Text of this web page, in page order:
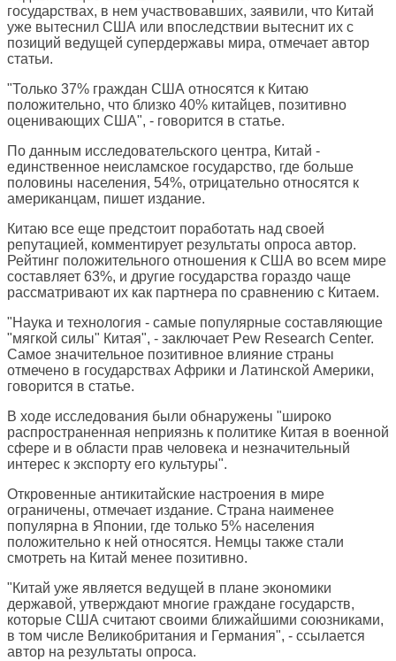
государствах, в нем участвовавших, заявили, что Китай
уже вытеснил США или впоследствии вытеснит их с
позиций ведущей супердержавы мира, отмечает автор
статьи.
"Только 37% граждан США относятся к Китаю
положительно, что близко 40% китайцев, позитивно
оценивающих США", - говорится в статье.
По данным исследовательского центра, Китай -
единственное неисламское государство, где больше
половины населения, 54%, отрицательно относятся к
американцам, пишет издание.
Китаю все еще предстоит поработать над своей
репутацией, комментирует результаты опроса автор.
Рейтинг положительного отношения к США во всем мире
составляет 63%, и другие государства гораздо чаще
рассматривают их как партнера по сравнению с Китаем.
"Наука и технология - самые популярные составляющие
"мягкой силы" Китая", - заключает Pew Research Center.
Самое значительное позитивное влияние страны
отмечено в государствах Африки и Латинской Америки,
говорится в статье.
В ходе исследования были обнаружены "широко
распространенная неприязнь к политике Китая в военной
сфере и в области прав человека и незначительный
интерес к экспорту его культуры".
Откровенные антикитайские настроения в мире
ограничены, отмечает издание. Страна наименее
популярна в Японии, где только 5% населения
положительно к ней относятся. Немцы также стали
смотреть на Китай менее позитивно.
"Китай уже является ведущей в плане экономики
державой, утверждают многие граждане государств,
которые США считают своими ближайшими союзниками,
в том числе Великобритания и Германия", - ссылается
автор на результаты опроса.